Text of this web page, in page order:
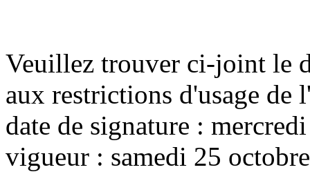
Veuillez trouver ci-joint le
aux restrictions d'usage
date de signature :
vigueur : samedi 25